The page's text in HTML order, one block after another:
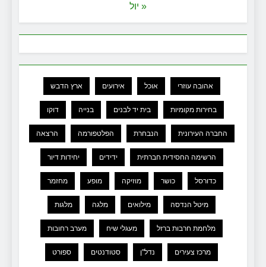
« יול
אהובה עוזרי אוכל אירועים ארץ הדבש
בחירות מקומיות בית יד לבנים בנייה דוקו
החברה העירונית הנבחרת הפלטפורמה הרצאה
הרשימה החסידית חברתית ידידים יחידות דיור
כדורסל כושר מוזיקה מופע מחזמר
מיטל הנדסה מילואים מלגה מלגות
מלחמת חרבות ברזל מעגלי שיח מערב רחובות
מרכז צעירים נדל"ן סטודנטים ספורט